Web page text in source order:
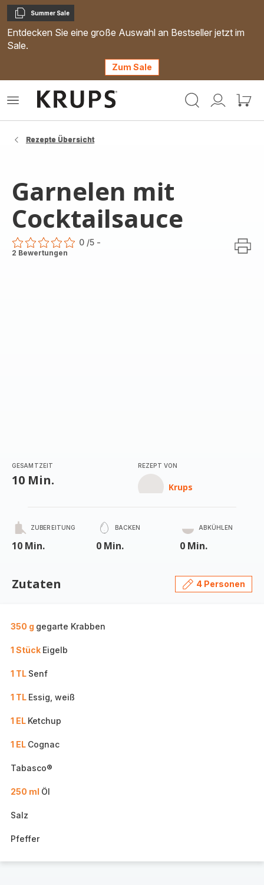
Kopieren
Summer Sale
Entdecken Sie eine große Auswahl an Bestseller jetzt im
Sale.
Zum Sale
Mein
Mein
Das
Rezepte Übersicht
Garnelen mit
Cocktailsauce
ratings.0
0 /5 -
2 Bewertungen
GESAMTZEIT
10 Min.
REZEPT VON
Krups
ZUBEREITUNG
10 Min.
BACKEN
0 Min.
ABKÜHLEN
0 Min.
Zutaten 4 Personen
350 g gegarte Krabben
1 Stück Eigelb
1 TL Senf
1 TL Essig, weiß
1 EL Ketchup
1 EL Cognac
Tabasco®
250 ml Öl
Salz
Pfeffer